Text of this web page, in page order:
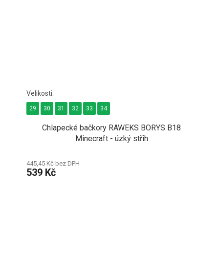
Chlapecké bačkory RAWEKS BORYS B18
Minecraft - úzký střih
445,45 Kč bez DPH
539 Kč
29 30 31 32 33 34